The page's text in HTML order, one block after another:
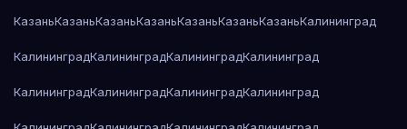
КазаньКазаньКазаньКазаньКазаньКазаньКазаньКалининград
КалининградКалининградКалининградКалининград
КалининградКалининградКалининградКалининград